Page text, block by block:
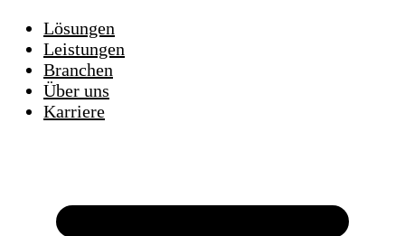
Lösungen
Leistungen
Branchen
Über uns
Karriere